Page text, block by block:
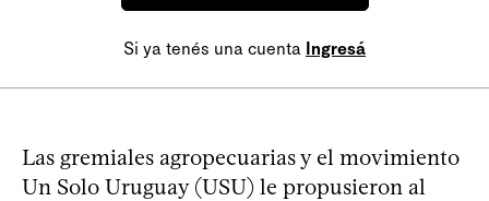
Si ya tenés una cuenta Ingresá
Las gremiales agropecuarias y el movimiento
Un Solo Uruguay (USU) le propusieron al